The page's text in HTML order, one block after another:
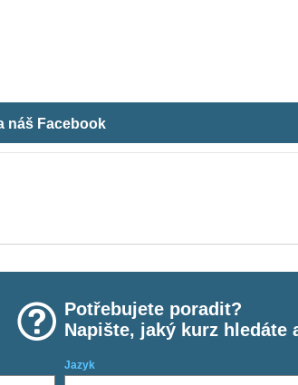
náš Facebook
Potřebujete poradit?
Napište, jaký kurz hledáte
Jazyk